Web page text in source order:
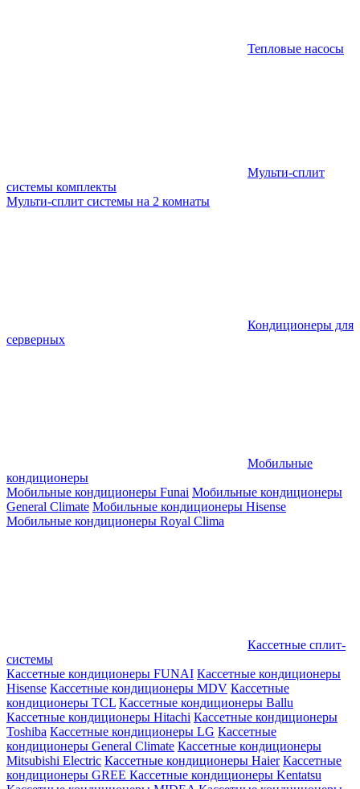
Тепловые насосы
Мульти-сплит
системы комплекты
Мульти-сплит системы на 2 комнаты
Кондиционеры для
серверных
Мобильные
кондиционеры
Мобильные кондиционеры Funai Мобильные кондиционеры
General Climate Мобильные кондиционеры Hisense
Мобильные кондиционеры Royal Clima
Кассетные сплит-
системы
Кассетные кондиционеры FUNAI Кассетные кондиционеры
Hisense Кассетные кондиционеры MDV Кассетные
кондиционеры TCL Кассетные кондиционеры Ballu
Кассетные кондиционеры Hitachi Кассетные кондиционеры
Toshiba Кассетные кондиционеры LG Кассетные
кондиционеры General Climate Кассетные кондиционеры
Mitsubishi Electric Кассетные кондиционеры Haier Кассетные
кондиционеры GREE Кассетные кондиционеры Kentatsu